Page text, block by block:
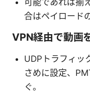
合はペイロード
VPN経由で動画
UDPトラフィッ
さめに設定、
ぐ。